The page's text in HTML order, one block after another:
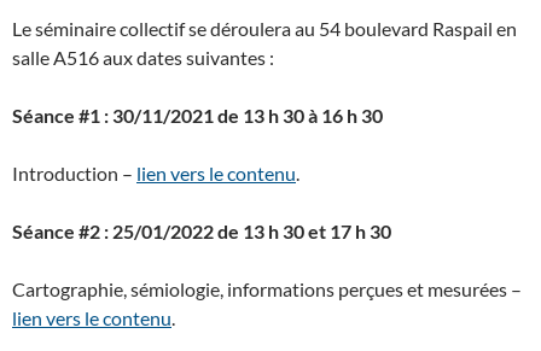
Le séminaire collectif se déroulera au 54 boulevard Raspail en
salle A516 aux dates suivantes :
Séance #1 : 30/11/2021 de 13 h 30à 16 h 30
Introduction – lien vers le contenu.
Séance #2 : 25/01/2022 de 13 h 30 et 17 h 30
Cartographie, sémiologie, informations perçues et mesurées –
lien vers le contenu.